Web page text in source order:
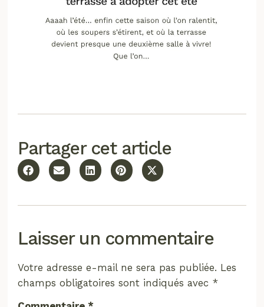
Partager cet article
Laisser un commentaire
Votre adresse e-mail ne sera pas publiée. Les
champs obligatoires sont indiqués avec *